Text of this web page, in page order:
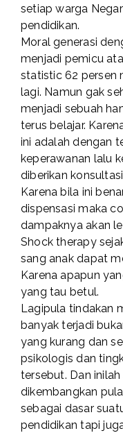
setiap warga
pendidikan.
Moral generasi
menjadi pemicu
statistic 62 persen
lagi. Namun gak
menjadi sebuah
terus belajar.
ini adalah dengan
keperawanan lalu
diberikan
Karena bila ini
dispensasi maka
dampaknya akan
Shock therapy
sang anak dapat
Karena apapun
yang tau betul.
Lagipula tindakan
banyak terjadi
yang kurang dan
psikologis dan
tersebut. Dan
dikembangkan
sebagai dasar
pendidikan tapi